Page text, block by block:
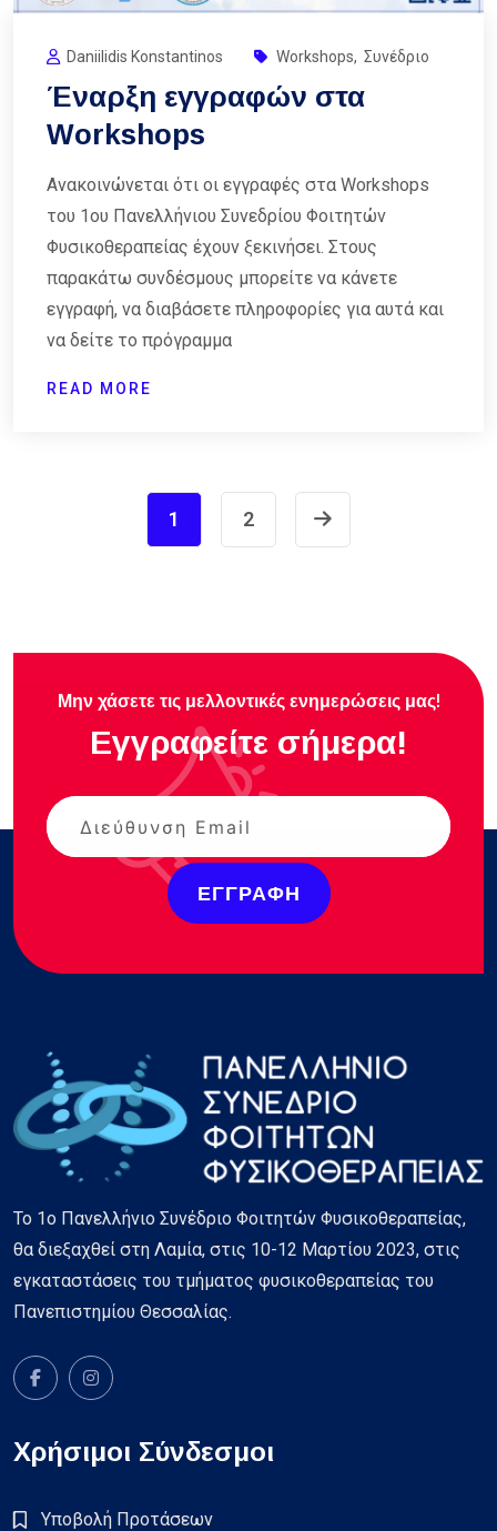
Daniilidis Konstantinos Workshops, Συνέδριο
Έναρξη εγγραφών στα
Workshops
Ανακοινώνεται ότι οι εγγραφές στα Workshops
του 1ου Πανελλήνιου Συνεδρίου Φοιτητών
Φυσικοθεραπείας έχουν ξεκινήσει. Στους
παρακάτω συνδέσμους μπορείτε να κάνετε
εγγραφή, να διαβάσετε πληροφορίες για αυτά και
να δείτε το πρόγραμμα
READ MORE
1 2
Μην χάσετε τις μελλοντικές ενημερώσεις μας!
Εγγραφείτε σήμερα!
ΕΓΓΡΑΦΉ
Το 1ο Πανελλήνιο Συνέδριο Φοιτητών Φυσικοθεραπείας,
θα διεξαχθεί στη Λαμία, στις 10-12 Μαρτίου 2023, στις
εγκαταστάσεις του τμήματος φυσικοθεραπείας του
Πανεπιστημίου Θεσσαλίας.
Χρήσιμοι Σύνδεσμοι
Υποβολή Προτάσεων